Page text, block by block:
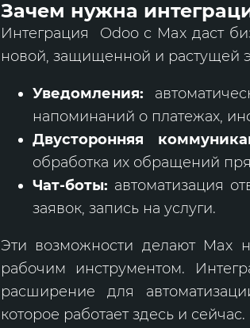
Зачем нужна
Интеграция Odoo с Max даст
новой, защищенной и растущей
Уведомления:
напоминаний о платежах,
Двусторонняя
обработка их обращений
Чат-боты: автоматизация
заявок, запись на услуги.
Эти возможности делают Max
рабочим инструментом.
расширение для
которое работает здесь и сейчас.